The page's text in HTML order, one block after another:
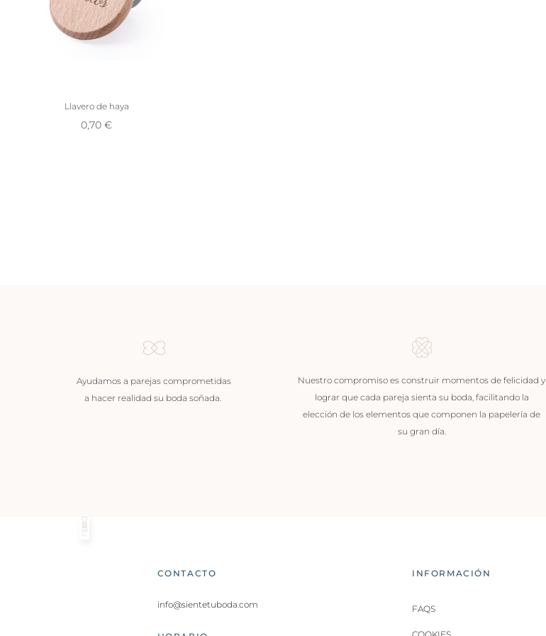
Llavero de haya
0,70 €
Ayudamos a parejas comprometidas
a hacer realidad su boda soñada.
Nuestro compromiso es construir momentos de felicidad y
lograr que cada pareja sienta su boda, facilitando la
elección de los elementos que componen la papelería de
su gran día.
CONTACTO
info@sientetuboda.com
INFORMACIÓN
FAQS